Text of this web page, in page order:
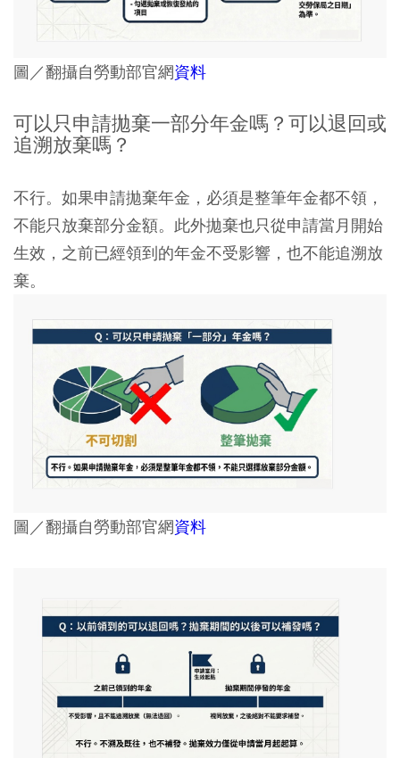
圖／翻攝自勞動部官網資料
可以只申請拋棄一部分年金嗎？可以退回或
追溯放棄嗎？
不行。如果申請拋棄年金，必須是整筆年金都不領，
不能只放棄部分金額。此外拋棄也只從申請當月開始
生效，之前已經領到的年金不受影響，也不能追溯放
棄。
圖／翻攝自勞動部官網資料